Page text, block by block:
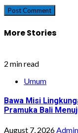
More Stories
2 min read
Umum
Bawa Misi
Pramuka Bali
August 7, 2026Admin